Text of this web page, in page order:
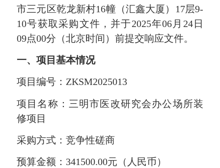
市三元区乾龙新村16幢（汇鑫大厦）17层9-
10号获取采购文件，并于2025年06月24日
09点00分（北京时间）前提交响应文件。
一、项目基本情况
项目编号：ZKSM2025013
项目名称：三明市医改研究会办公场所装
修项目
采购方式：竞争性磋商
预算金额：341500.00元（人民币）